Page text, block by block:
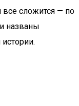
все сложится — по
названы